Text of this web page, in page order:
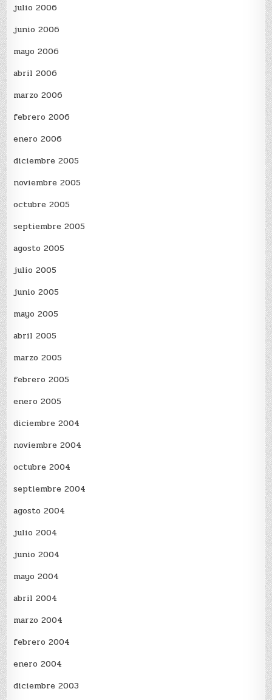
julio 2006
junio 2006
mayo 2006
abril 2006
marzo 2006
febrero 2006
enero 2006
diciembre 2005
noviembre 2005
octubre 2005
septiembre 2005
agosto 2005
julio 2005
junio 2005
mayo 2005
abril 2005
marzo 2005
febrero 2005
enero 2005
diciembre 2004
noviembre 2004
octubre 2004
septiembre 2004
agosto 2004
julio 2004
junio 2004
mayo 2004
abril 2004
marzo 2004
febrero 2004
enero 2004
diciembre 2003